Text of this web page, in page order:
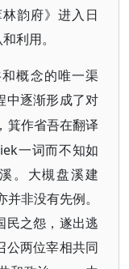
韵府》进入日
利用。
概念的唯一渠
中逐渐形成了对
箕作省吾在翻译
一词而不知如
。大槻盘溪建
非没有先例。
民之怨，遂出逃
公两位宰相共同